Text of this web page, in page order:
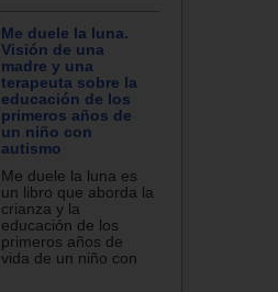
Me duele la luna.
Visión de una
madre y una
terapeuta sobre la
educación de los
primeros años de
un niño con
autismo
Me duele la luna es
un libro que aborda la
crianza y la
educación de los
primeros años de
vida de un niño con